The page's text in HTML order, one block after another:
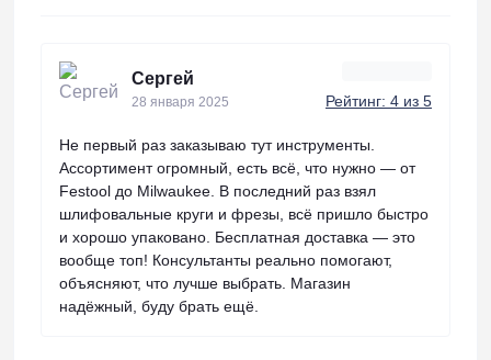
Сергей
28 января 2025 Рейтинг: 4 из 5
Не первый раз заказываю тут инструменты.
Ассортимент огромный, есть всё, что нужно — от
Festool до Milwaukee. В последний раз взял
шлифовальные круги и фрезы, всё пришло быстро
и хорошо упаковано. Бесплатная доставка — это
вообще топ! Консультанты реально помогают,
объясняют, что лучше выбрать. Магазин
надёжный, буду брать ещё.